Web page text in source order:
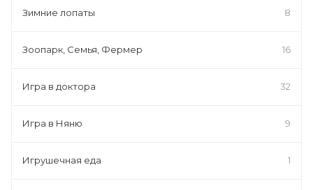
Зимние лопаты 8
Зоопарк, Семья, Фермер 16
Игра в доктора 32
Игра в Няню 9
Игрушечная еда 1